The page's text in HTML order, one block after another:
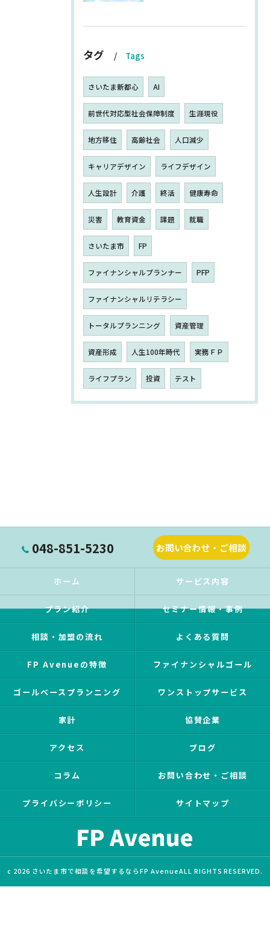
タグ Tags
さいたま新都心 AI
前世代対応型社会保障制度 生涯現役
地方移住 高齢社会 人口減少
キャリアデザイン ライフデザイン
人生設計 介護 終活 健康寿命
災害 教育資金 課題 就職
さいたま市 FP
ファイナンシャルプランナー PFP
ファイナンシャルリテラシー
トータルプランニング 資産管理
資産形成 人生100年時代 実務ＦＰ
ライフプラン 投資 テスト
048-851-5230 お問い合わせ・ご相談
ホーム サービス内容
プラン紹介 セミナー情報・事例
相談・加盟の流れ よくある質問
FP Avenueの特徴 ファイナンシャルゴール
ゴールベースプランニング ワンストップサービス
家計 協賛企業
アクセス ブログ
コラム お問い合わせ・ご相談
プライバシーポリシー サイトマップ
c 2026 さいたま市で相談を希望するならFP AvenueALL RIGHTS RESERVED.